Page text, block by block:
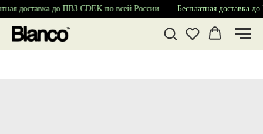
доставка до ПВЗ CDEK по всей России Бесплатная доставка